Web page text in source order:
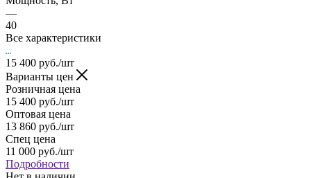
—
40
Все характеристики
15 400 руб./шт
Варианты цен
Розничная цена
15 400 руб./шт
Оптовая цена
13 860 руб./шт
Спец цена
11 000 руб./шт
Подробности